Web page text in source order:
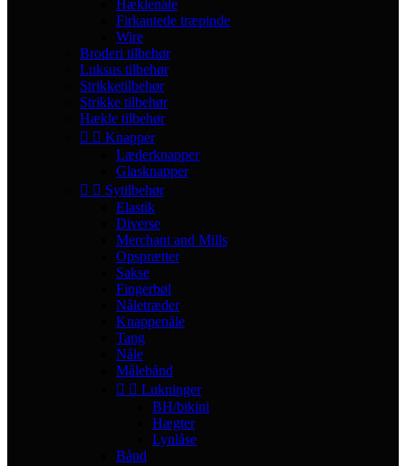
Hæklenåle
Firkantede træpinde
Wire
Broderi tilbehør
Luksus tilbehør
Strikketilbehør
Strikke tilbehør
Hækle tilbehør
  Knapper
Læderknapper
Glasknapper
  Sytilbehør
Elastik
Diverse
Merchant and Mills
Opsprætter
Sakse
Fingerbøl
Nåletræder
Knappenåle
Tang
Nåle
Målebånd
  Lukninger
BH/bikini
Hægter
Lynlåse
Bånd